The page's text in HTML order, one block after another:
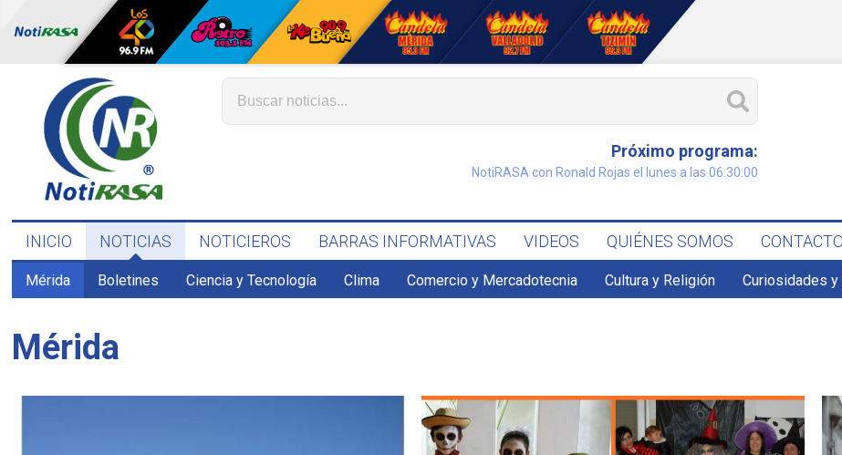
Próximo programa:
NotiRASA con Ronald Rojas el lunes a las 06:30:00
INICIO NOTICIAS NOTICIEROS BARRAS INFORMATIVAS VIDEOS QUIÉNES SOMOS CONTACTO
Mérida Boletines Ciencia y Tecnología Clima Comercio y Mercadotecnia Cultura y Religión Curiosidades
Mérida